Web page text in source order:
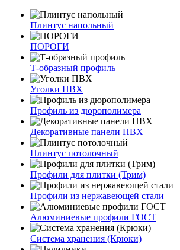
Плинтус напольный
ПОРОГИ
Т-образный профиль
Уголки ПВХ
Профиль из дюрополимера
Декоративные панели ПВХ
Плинтус потолочный
Профили для плитки (Трим)
Профили из нержавеющей стали
Алюминиевые профили ГОСТ
Система хранения (Крюки)